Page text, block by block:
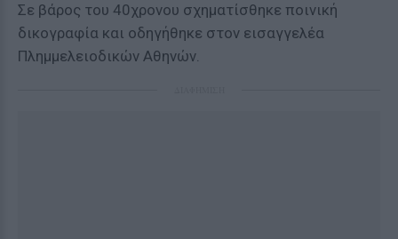
Σε βάρος του 40χρονου σχηματίσθηκε ποινική
δικογραφία και οδηγήθηκε στον εισαγγελέα
Πλημμελειοδικών Αθηνών.